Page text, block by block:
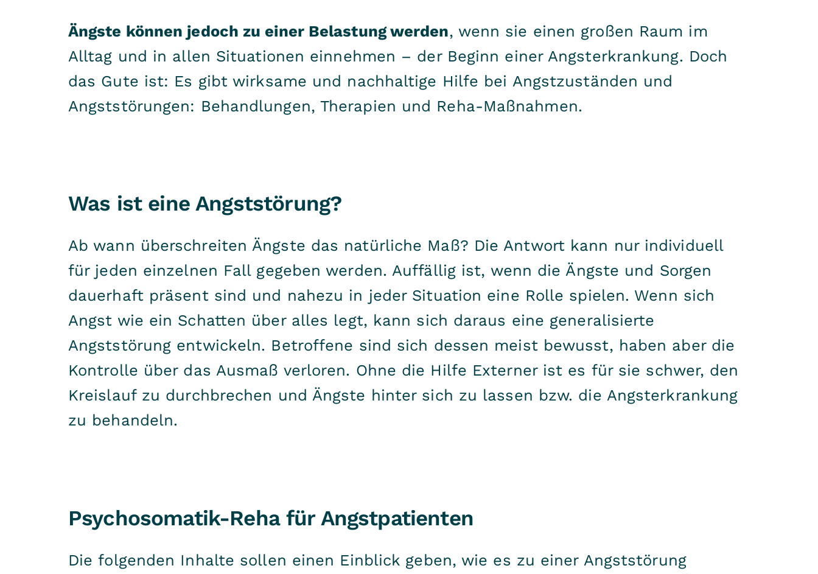
Ängste können jedoch zu einer Belastung werden, wenn sie einen großen Raum im
Alltag und in allen Situationen einnehmen – der Beginn einer Angsterkrankung. Doch
das Gute ist: Es gibt wirksame und nachhaltige Hilfe bei Angstzuständen und
Angststörungen: Behandlungen, Therapien und Reha-Maßnahmen.
Was ist eine Angststörung?
Ab wann überschreiten Ängste das natürliche Maß? Die Antwort kann nur individuell
für jeden einzelnen Fall gegeben werden. Auffällig ist, wenn die Ängste und Sorgen
dauerhaft präsent sind und nahezu in jeder Situation eine Rolle spielen. Wenn sich
Angst wie ein Schatten über alles legt, kann sich daraus eine generalisierte
Angststörung entwickeln. Betroffene sind sich dessen meist bewusst, haben aber die
Kontrolle über das Ausmaß verloren. Ohne die Hilfe Externer ist es für sie schwer, den
Kreislauf zu durchbrechen und Ängste hinter sich zu lassen bzw. die Angsterkrankung
zu behandeln.
Psychosomatik-Reha für Angstpatienten
Die folgenden Inhalte sollen einen Einblick geben, wie es zu einer Angststörung